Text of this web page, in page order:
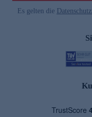
Es gelten die